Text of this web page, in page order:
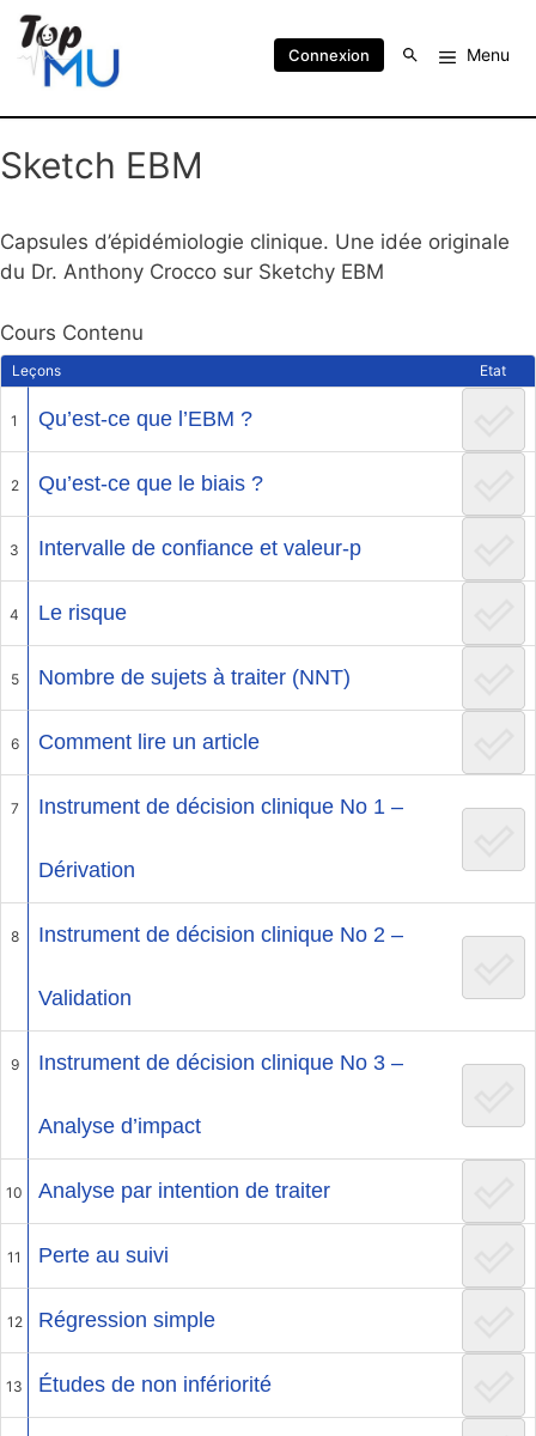
Connexion Menu
Sketch EBM
Capsules d’épidémiologie clinique. Une idée originale
du Dr. Anthony Crocco sur Sketchy EBM
Cours Contenu
Leçons Etat
1 Qu’est-ce que l’EBM ?
2 Qu’est-ce que le biais ?
3 Intervalle de confiance et valeur-p
4 Le risque
5 Nombre de sujets à traiter (NNT)
6 Comment lire un article
7 Instrument de décision clinique No 1 –
Dérivation
8 Instrument de décision clinique No 2 –
Validation
9 Instrument de décision clinique No 3 –
Analyse d’impact
10 Analyse par intention de traiter
11 Perte au suivi
12 Régression simple
13 Études de non infériorité